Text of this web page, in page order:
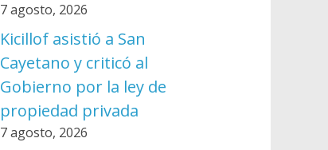
7 agosto, 2026
Kicillof asistió a San
Cayetano y criticó al
Gobierno por la ley de
propiedad privada
7 agosto, 2026